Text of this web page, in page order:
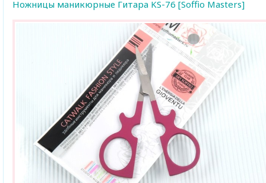
Ножницы маникюрные Гитара KS-76 [Soffio Masters]